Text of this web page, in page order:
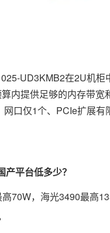
UD3KMB2在2U机
内提供足够的内存带
口仅1个、PCIe扩展
平台低多少？
，海光3490最高